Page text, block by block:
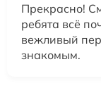
Прекрасно!
ребята всё
вежливый
знакомым.